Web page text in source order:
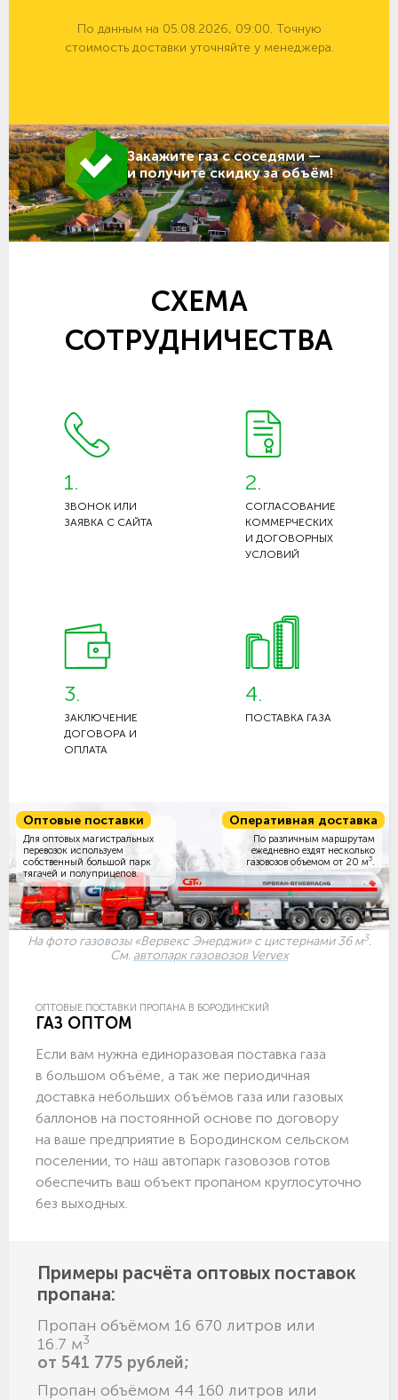
По данным на 05.08.2026, 09:00. Точную
стоимость доставки уточняйте у менеджера.
Закажите газ с соседями —
и получите скидку за объём!
СХЕМА
СОТРУДНИЧЕСТВА
1.
ЗВОНОК ИЛИ
ЗАЯВКА С САЙТА
2.
СОГЛАСОВАНИЕ
КОММЕРЧЕСКИХ
И ДОГОВОРНЫХ
УСЛОВИЙ
3.
ЗАКЛЮЧЕНИЕ
ДОГОВОРА И
ОПЛАТА
4.
ПОСТАВКА ГАЗА
Оптовые поставки
Для оптовых магистральных
перевозок используем
собственный большой парк
тягачей и полуприцепов.
Оперативная доставка
По различным маршрутам
ежедневно ездят несколько
газовозов объемом от 20 м3
На фото газовозы «Вервекс Энерджи» с цистернами 36 м3.
См. автопарк газовозов Vervex
ОПТОВЫЕ ПОСТАВКИ ПРОПАНА В БОРОДИНСКИЙ
ГАЗ ОПТОМ
Если вам нужна единоразовая поставка газа
в большом объёме, а так же периодичная
доставка небольших объёмов газа или газовых
баллонов на постоянной основе по договору
на ваше предприятие в Бородинском сельском
поселении, то наш автопарк газовозов готов
обеспечить ваш объект пропаном круглосуточно
без выходных.
Примеры расчёта оптовых поставок
пропана:
Пропан объёмом 16 670 литров или
16.7 м3
от 541 775 рублей;
Пропан объёмом 44 160 литров или